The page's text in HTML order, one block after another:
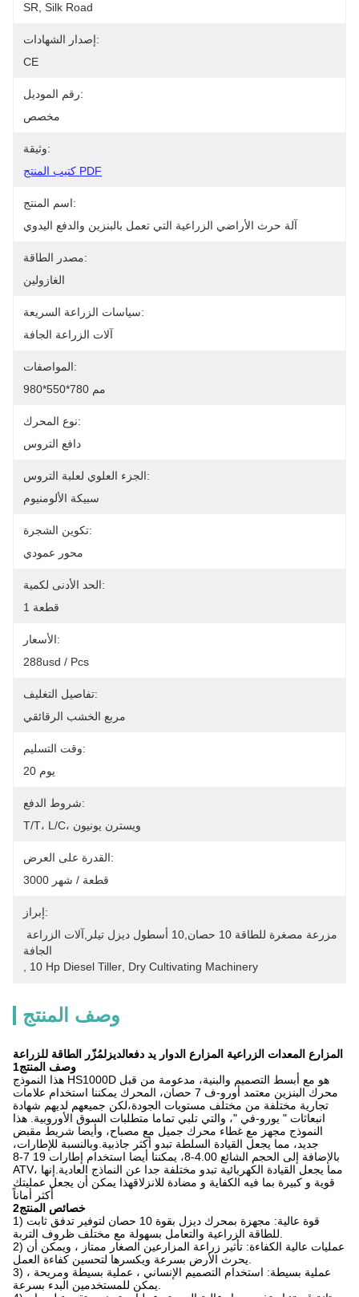
SR, Silk Road
إصدار الشهادات:
CE
رقم الموديل:
مخصص
وثيقة:
كتيب المنتج PDF
اسم المنتج:
آلة حرث الأراضي الزراعية التي تعمل بالبنزين والدفع اليدوي
مصدر الطاقة:
الغازولين
سياسات الزراعة السريعة:
آلات الزراعة الجافة
المواصفات:
980*550*780 مم
نوع المحرك:
دافع التروس
الجزء العلوي لعلبة التروس:
سبيكة الألومنيوم
تكوين الشجرة:
محور عمودي
الحد الأدنى لكمية:
1 قطعة
الأسعار:
288usd / Pcs
تفاصيل التغليف:
مربع الخشب الرقائقي
وقت التسليم:
20 يوم
شروط الدفع:
T/T، L/C، ويسترن يونيون
القدرة على العرض:
3000 قطعة / شهر
إبراز:
الجافة
10 Hp Diesel Tiller Dry Cultivating Machinery
وصف المنتج
المزارع المعدات الزراعية المزارع الدوار يد دفعالديزلمُزّر الطاقة للزراعة
1وصف المنتج
هذا النموذج HS1000D هو مع أبسط التصميم والبنية، مدعومة من قبل
محرك البنزين معتمد أورو-ف 7 حصان، المحرك يمكننا استخدام علامات
تجارية مختلفة من مختلف مستويات الجودة،لكن جميعهم لديهم شهادة
انبعاثات " يورو-في "، والتي تلبي تماما متطلبات السوق الأوروبية. هذا
النموذج مجهز مع غطاء محرك جميل مع مصباح، وأيضا شريط مقبض
جديد، مما يجعل القيادة السلطة تبدو أكثر جاذبية.وبالنسبة للإطارات،
بالإضافة إلى الحجم الشائع 4.00-8، يمكننا أيضا استخدام إطارات 19 7-8
ATV، مما يجعل القيادة الكهربائية تبدو مختلفة جدا عن النماذج العادية.إنها
قوية و كبيرة بما فيه الكفاية و مضادة للانزلاقهذا يمكن أن يجعل عمليتك
أكثر أماناً
2خصائص المنتج
1) قوة عالية: مجهزة بمحرك ديزل بقوة 10 حصان لتوفير تدفق ثابت
2) عمليات عالية الكفاءة: تأثير زراعة المزارعين الصغار ممتاز ، ويمكن أن
3) عملية بسيطة: استخدام التصميم الإنساني ، عملية بسيطة ومريحة ،